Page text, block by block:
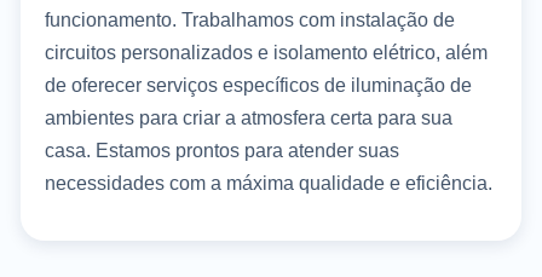
funcionamento. Trabalhamos com instalação de
circuitos personalizados e isolamento elétrico, além
de oferecer serviços específicos de iluminação de
ambientes para criar a atmosfera certa para sua
casa. Estamos prontos para atender suas
necessidades com a máxima qualidade e eficiência.